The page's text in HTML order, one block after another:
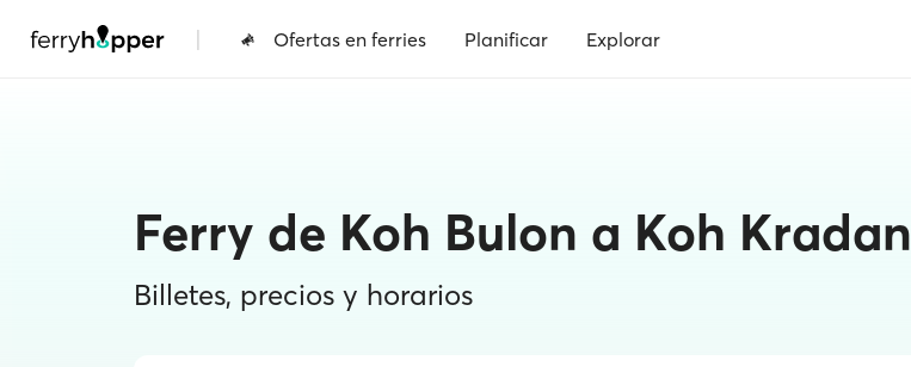
| Ofertas en ferries Planificar Explorar
Ferry de Koh Bulon a Koh Kradan
Billetes, precios y horarios